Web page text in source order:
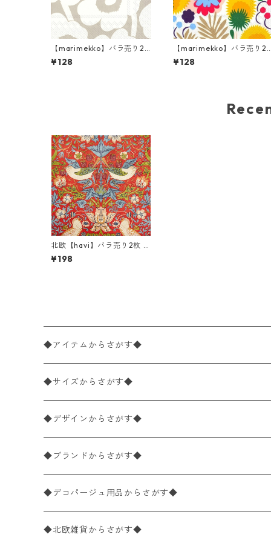
【marimekko】バラ売り2
枚 ランチサイズ ペーパーナ
プキン UNIKKO リネンxクリ
¥128
【marimekko】バラ売り2
枚 ランチサイズ ペーパーナ
プキン PIKKUKELLUKKA ホ
¥128
北欧【havi】バラ売り2枚 ラ
ンチサイズ ペーパーナプキ
ン STRAWBERRY THIEF レ
¥198
◆アイテムからさがす◆
ペーパーナプキン2枚バラ売り
ペーパーナプキン1枚バラ売り
ペーパーナプキン20枚入りパック
ペーパーナプキン10枚入りパック
ライスペーパー
◆サイズからさがす◆
33×33cm（ランチサイズ）
バラ売り
パック売り
25×25cm（カクテルサイズ）
バラ売り
パック売り
40×40cm（ディナーサイズ）
バラ売り
21×21cm（ポケットサイズ）
◆デザインからさがす◆
花柄
植物・グリーン柄
動物・鳥・昆虫・蝶柄
◆ブランドからさがす◆
ドイツ製 IHR/イア
ランチサイズ
ドイツ製 Ambiente/アンビエンテ
◆デコパージュ用品からさがす◆
デコパージュ液
◆北欧雑貨からさがす◆